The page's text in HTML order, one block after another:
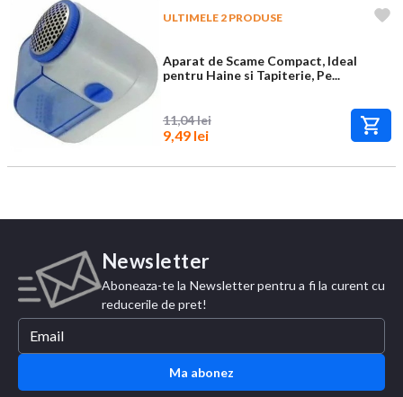
ULTIMELE 2 PRODUSE
Aparat de Scame Compact, Ideal
pentru Haine si Tapiterie, Pe...
11,04 lei
9,49 lei
Newsletter
Aboneaza-te la Newsletter pentru a fi la curent cu
reducerile de pret!
Ma abonez